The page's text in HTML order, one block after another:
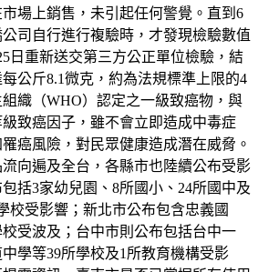
場上銷售，未引起任何警覺。直到6
司自行進行複驗時，才發現檢驗數值
日重新送交第三方公正單位檢驗，結
公斤8.1微克，約為法規標準上限的4
織（WHO）認定之一級致癌物，與
致癌因子，雖不會立即造成中毒症
癌風險，對民眾健康造成潛在威脅。
向遍及全台，各縣市也陸續公布受影
括3家幼兒園、8所國小、24所國中及
校受影響；新北市公布包含忠義國
受波及；台中市則公布包括台中一
學等39所學校及1所教育機構受影